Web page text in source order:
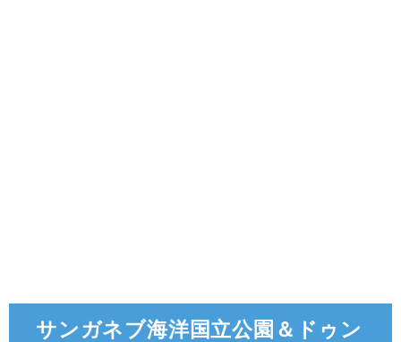
サンガネブ海洋国立公園＆ドゥン